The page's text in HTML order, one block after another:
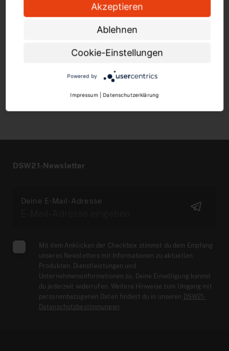
Mobilität spielt eine wachsende Rolle für Jugendliche.
Vor allem mit Bus und Bahn. Mit dem Projekt
Schülerinnen und Schülern, wie man Zivilcourage
verhält.
DSW21-Newsletter
Deine E-Mail-Adresse
Mit dem Anklicken der Checkbox stimmst du dem Empfang
unseres Newsletters mit Informationen zu aktuellen
Produkten, Dienstleistungen und
Unternehmensinformationen zu. Deine Einwilligung kannst
du jederzeit widerrufen. Weitere Hinweise zum Umgang mit
personenbezogenen Daten findest du in unseren DSW21-
Datenschutzbestimmungen
Akzeptieren
Ablehnen
Cookie-Einstellungen
Powered by
Impressum Datenschutzerklärung